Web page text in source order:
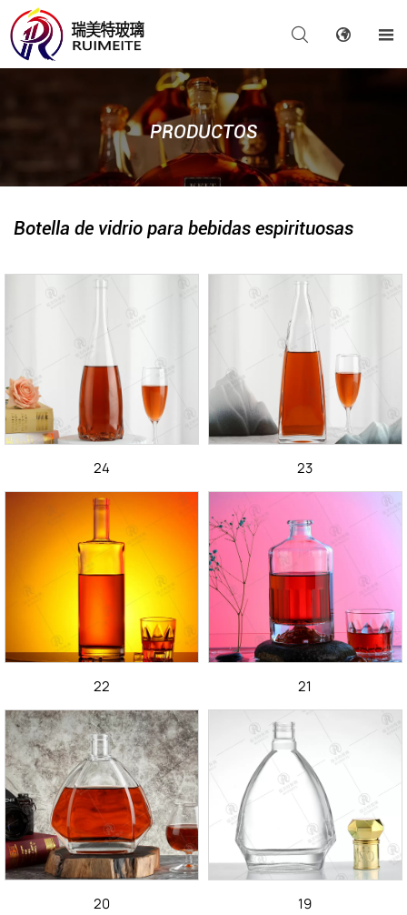
  
PRODUCTOS
Botella de vidrio para bebidas espirituosas
24 23
22 21
20 19